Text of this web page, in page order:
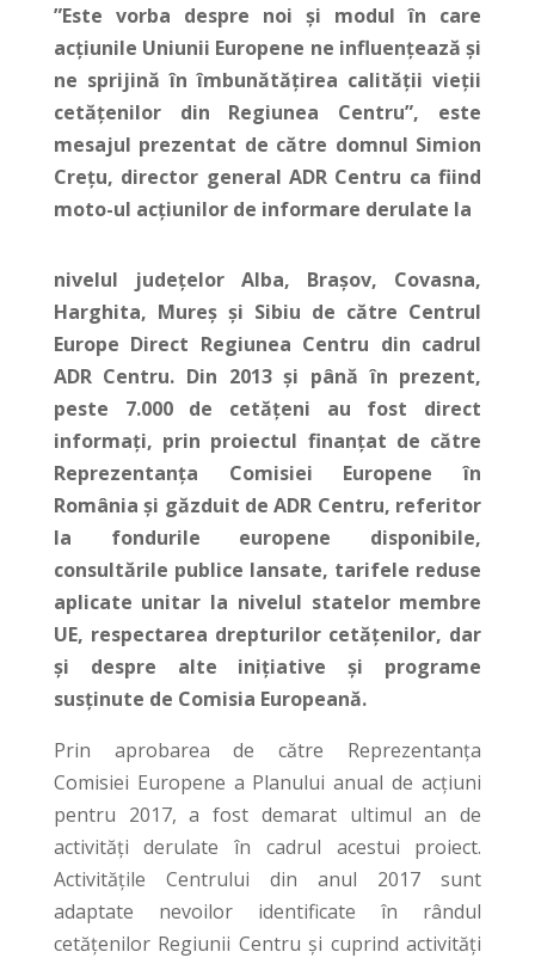
”Este vorba despre noi și modul în care
acțiunile Uniunii Europene ne influențează și
ne sprijină în îmbunătățirea calității vieții
cetățenilor din Regiunea Centru”, este
mesajul prezentat de către domnul Simion
Crețu, director general ADR Centru ca fiind
moto-ul acțiunilor de informare derulate la
nivelul județelor Alba, Brașov, Covasna,
Harghita, Mureș și Sibiu de către Centrul
Europe Direct Regiunea Centru din cadrul
ADR Centru. Din 2013 și până în prezent,
peste 7.000 de cetățeni au fost direct
informați, prin proiectul finanțat de către
Reprezentanța Comisiei Europene în
România și găzduit de ADR Centru, referitor
la fondurile europene disponibile,
consultările publice lansate, tarifele reduse
aplicate unitar la nivelul statelor membre
UE, respectarea drepturilor cetățenilor, dar
și despre alte inițiative și programe
susținute de Comisia Europeană.
Prin aprobarea de către Reprezentanța
Comisiei Europene a Planului anual de acțiuni
pentru 2017, a fost demarat ultimul an de
activități derulate în cadrul acestui proiect.
Activitățile Centrului din anul 2017 sunt
adaptate nevoilor identificate în rândul
cetățenilor Regiunii Centru și cuprind activități